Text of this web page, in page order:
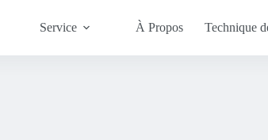
Service À Propos Technique